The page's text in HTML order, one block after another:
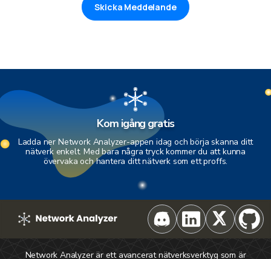
Skicka Meddelande
Kom igång gratis
Ladda ner Network Analyzer-appen idag och börja skanna ditt
nätverk enkelt. Med bara några tryck kommer du att kunna
övervaka och hantera ditt nätverk som ett proffs.
Network Analyzer är ett avancerat nätverksverktyg som är